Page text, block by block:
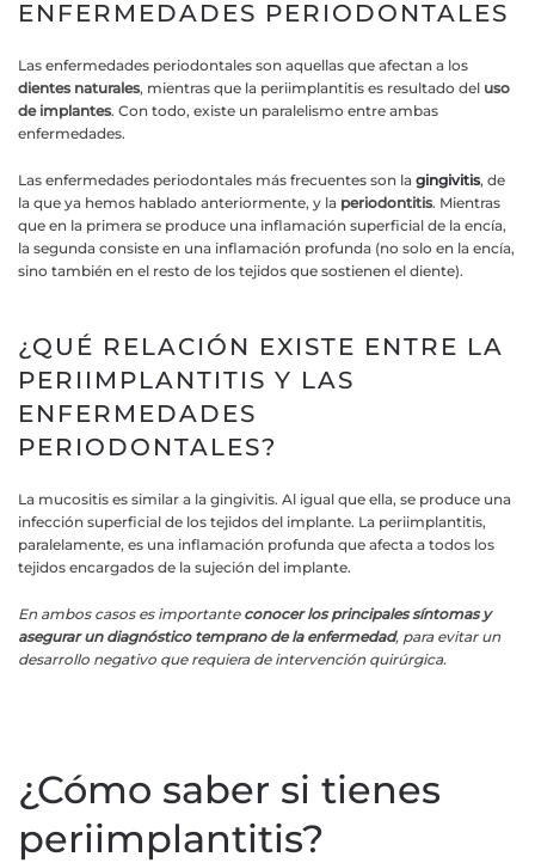
ENFERMEDADES PERIODONTALES
Las enfermedades periodontales son aquellas que afectan a los
dientes naturales, mientras que la periimplantitis es resultado del uso
de implantes. Con todo, existe un paralelismo entre ambas
enfermedades.
Las enfermedades periodontales más frecuentes son la gingivitis, de
la que ya hemos hablado anteriormente, y la periodontitis. Mientras
que en la primera se produce una inflamación superficial de la encía,
la segunda consiste en una inflamación profunda (no solo en la encía,
sino también en el resto de los tejidos que sostienen el diente).
¿QUÉ RELACIÓN EXISTE ENTRE LA
PERIIMPLANTITIS Y LAS
ENFERMEDADES
PERIODONTALES?
La mucositis es similar a la gingivitis. Al igual que ella, se produce una
infección superficial de los tejidos del implante. La periimplantitis,
paralelamente, es una inflamación profunda que afecta a todos los
tejidos encargados de la sujeción del implante.
En ambos casos es importante conocer los principales síntomas y
asegurar un diagnóstico temprano de la enfermedad, para evitar un
desarrollo negativo que requiera de intervención quirúrgica.
¿Cómo saber si tienes
periimplantitis?